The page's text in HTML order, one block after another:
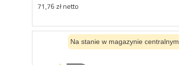
71,76 zł netto
Na stanie w magazynie centralnym